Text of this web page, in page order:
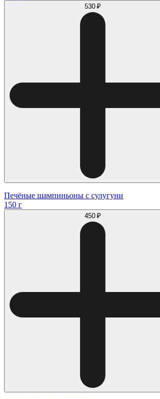
530 ₽
Печёные шампиньоны с сулугуни
150 г
450 ₽